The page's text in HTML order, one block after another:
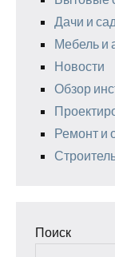
Дачи и
Мебель и
Новости
Обзор
Ремонт и
Поиск